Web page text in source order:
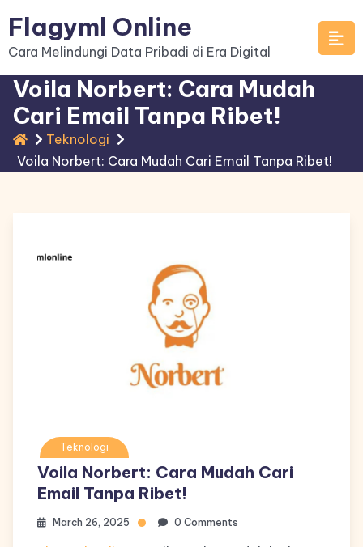
to
content
Flagyml Online
Cara Melindungi Data Pribadi di Era Digital
Voila Norbert: Cara Mudah
Cari Email Tanpa Ribet!
Teknologi
Voila Norbert: Cara Mudah Cari Email Tanpa Ribet!
Teknologi
Voila Norbert: Cara Mudah Cari
Email Tanpa Ribet!
March 26, 2025 0 Comments